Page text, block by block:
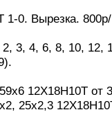
0. Вырезка.
3, 4, 6, 8, 10, 12,
12Х18Н10Т от
25х2,3